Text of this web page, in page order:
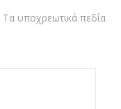
Τα υποχρεωτικά πεδία